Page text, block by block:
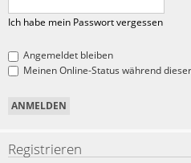
Ich habe mein Passwort vergessen
Angemeldet bleiben
Meinen Online-Status während
Registrieren